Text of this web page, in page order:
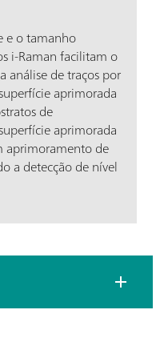
e o tamanho
i-Raman facilitam o
análise de traços por
aprimorada
de
aprimorada
aprimoramento de
a detecção de nível